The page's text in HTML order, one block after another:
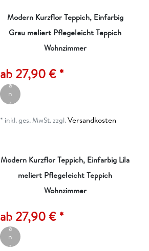
Modern Kurzflor Teppich, Einfarbig
Grau meliert Pflegeleicht Teppich
Wohnzimmer
ab 27,90 € *
ik
el
a
n
z
g
* inkl. ges. MwSt.zzgl.Versandkosten
Modern Kurzflor Teppich, Einfarbig Lila
meliert Pflegeleicht Teppich
Wohnzimmer
ab 27,90 € *
ik
el
a
n
z